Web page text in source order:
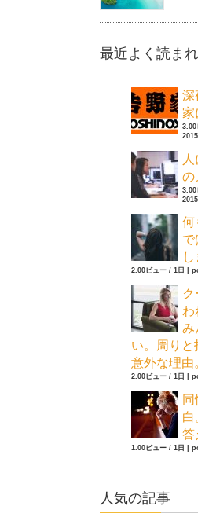
最近よく読ま
深
家
3.00
2015
の
3.00
2015
何
で
2.00ビュー / 1日
わ
み
い。周りと
意外な理由
2.00ビュー / 1日
白
答
1.00ビュー / 1日
人気の記事